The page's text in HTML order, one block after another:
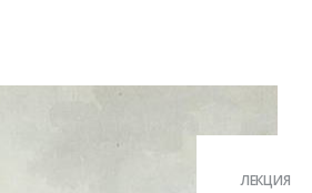
ЛЕКЦИЯ